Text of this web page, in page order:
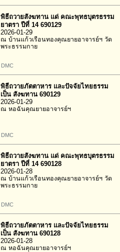
พิธีถวายสังฆทาน แด่ คณะพุทธบุตรธรรม
ยาตรา ปีที่ 14 690129
2026-01-29
ณ บ้านแก้วเรือนทองคุณยายอาจารย์ฯ วัด
พระธรรมกาย
DMC
พิธีถวายภัตตาหาร และปัจจัยไทยธรรม
เป็น สังฆทาน 690129
2026-01-29
ณ หอฉันคุณยายอาจารย์ฯ
DMC
พิธีถวายสังฆทาน แด่ คณะพุทธบุตรธรรม
ยาตรา ปีที่ 14 690128
2026-01-28
ณ บ้านแก้วเรือนทองคุณยายอาจารย์ฯ วัด
พระธรรมกาย
DMC
พิธีถวายภัตตาหาร และปัจจัยไทยธรรม
เป็น สังฆทาน 690128
2026-01-28
ณ หอฉันคุณยายอาจารย์ฯ